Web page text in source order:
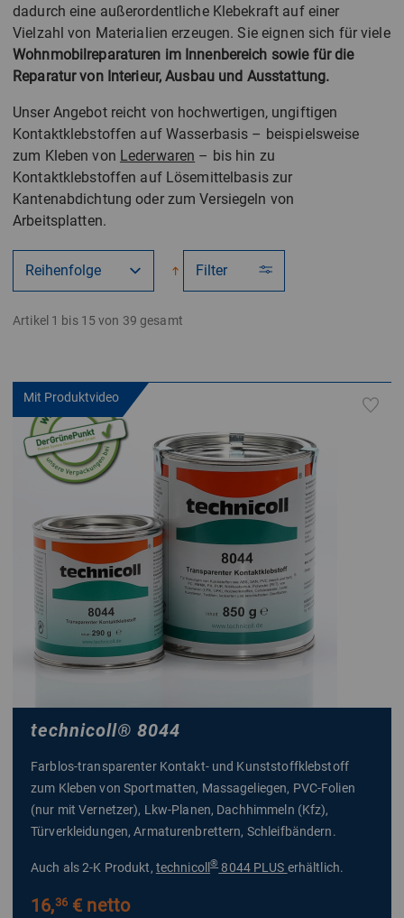
dadurch eine außerordentliche Klebekraft auf einer
Vielzahl von Materialien erzeugen. Sie eignen sich für viele
Wohnmobilreparaturen im Innenbereich sowie für die
Reparatur von Interieur, Ausbau und Ausstattung.
Unser Angebot reicht von hochwertigen, ungiftigen
Kontaktklebstoffen auf Wasserbasis – beispielsweise
zum Kleben von Lederwaren – bis hin zu
Kontaktklebstoffen auf Lösemittelbasis zur
Kantenabdichtung oder zum Versiegeln von
Arbeitsplatten.
Filter
Artikel 1 bis 15 von 39 gesamt
Mit Produktvideo
technicoll® 8044
Farblos-transparenter Kontakt- und Kunststoffklebstoff
zum Kleben von Sportmatten, Massageliegen, PVC-Folien
(nur mit Vernetzer), Lkw-Planen, Dachhimmeln (Kfz),
Türverkleidungen, Armaturenbrettern, Schleifbändern.
Auch als 2-K Produkt, technicoll®8044 PLUS erhältlich.
16,36€ netto